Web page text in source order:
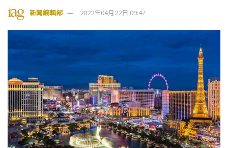
新聞編輯部 2022年04月22日 09:47